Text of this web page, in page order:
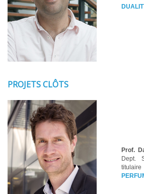
PROJETS CLÔTS
Prof.
Dept.